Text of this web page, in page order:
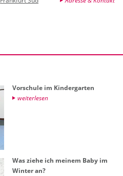
Vor­schu­le im Kin­der­gar­ten
wei­ter­le­sen
Was ziehe ich mei­nem Baby im
Win­ter an?